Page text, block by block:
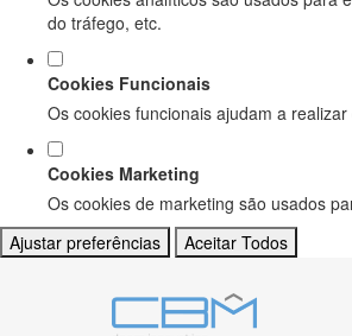
do tráfego, etc.
Cookies Funcionais
Os cookies funcionais ajudam a
Cookies Marketing
Os cookies de marketing são usados
Ajustar preferências
Aceitar Todos